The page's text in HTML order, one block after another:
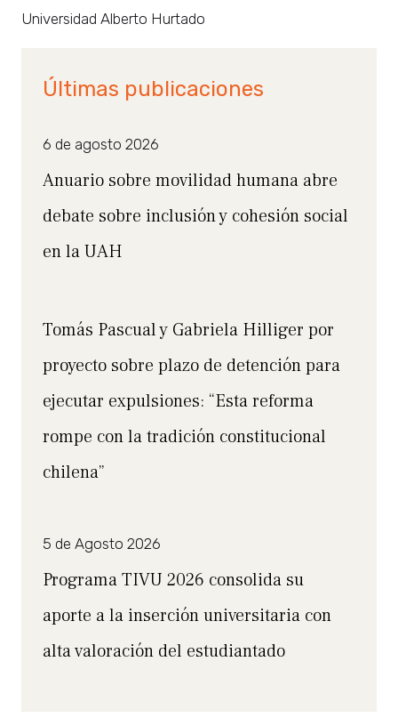
Universidad Alberto Hurtado
Últimas publicaciones
6 de agosto 2026
Anuario sobre movilidad humana abre
debate sobre inclusión y cohesión social
en la UAH
Tomás Pascual y Gabriela Hilliger por
proyecto sobre plazo de detención para
ejecutar expulsiones: “Esta reforma
rompe con la tradición constitucional
chilena”
5 de Agosto 2026
Programa TIVU 2026 consolida su
aporte a la inserción universitaria con
alta valoración del estudiantado